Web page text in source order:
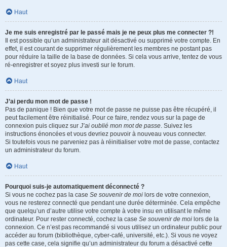
Haut
Je me suis enregistré par le passé mais je ne peux plus me connecter ?!
Il est possible qu’un administrateur ait désactivé ou supprimé votre compte. En
effet, il est courant de supprimer régulièrement les membres ne postant pas
pour réduire la taille de la base de données. Si cela vous arrive, tentez de vous
ré-enregistrer et soyez plus investi sur le forum.
Haut
J’ai perdu mon mot de passe !
Pas de panique ! Bien que votre mot de passe ne puisse pas être récupéré, il
peut facilement être réinitialisé. Pour ce faire, rendez vous sur la page de
connexion puis cliquez sur J’ai oublié mon mot de passe. Suivez les
instructions énoncées et vous devriez pouvoir à nouveau vous connecter.
Si toutefois vous ne parveniez pas à réinitialiser votre mot de passe, contactez
un administrateur du forum.
Haut
Pourquoi suis-je automatiquement déconnecté ?
Si vous ne cochez pas la case Se souvenir de moi lors de votre connexion,
vous ne resterez connecté que pendant une durée déterminée. Cela empêche
que quelqu’un d’autre utilise votre compte à votre insu en utilisant le même
ordinateur. Pour rester connecté, cochez la case Se souvenir de moi lors de la
connexion. Ce n’est pas recommandé si vous utilisez un ordinateur public pour
accéder au forum (bibliothèque, cyber-café, université, etc.). Si vous ne voyez
pas cette case, cela signifie qu’un administrateur du forum a désactivé cette